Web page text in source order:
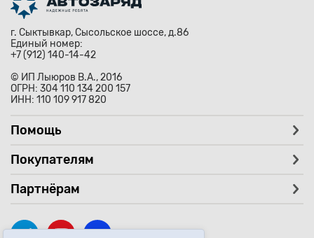
г. Сыктывкар, Сысольское шоссе, д.86
Единый номер:
+7 (912) 140-14-42
© ИП Лыюров В.А., 2016
ОГРН: 304 110 134 200 157
ИНН: 110 109 917 820
Помощь
Покупателям
Партнёрам
Михаил Тренькин